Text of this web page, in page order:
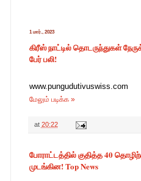
1 மார்., 2023
கிரீஸ் நாட்டில் தொடருந்துகள்
பேர் பலி!
www.pungudutivuswiss.com
மேலும் படிக்க »
at 20:22
போராட்டத்தில் குதித்த 40
முடங்கின! Top News